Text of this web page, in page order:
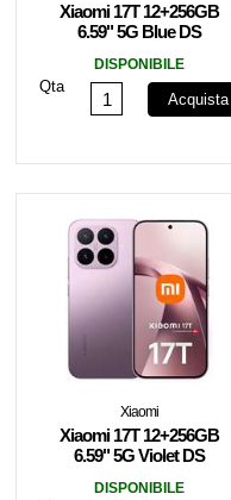
Xiaomi 17T 12+256GB
6.59" 5G Blue DS
DISPONIBILE
Qta
Acquista
Xiaomi
Xiaomi 17T 12+256GB
6.59" 5G Violet DS
DISPONIBILE